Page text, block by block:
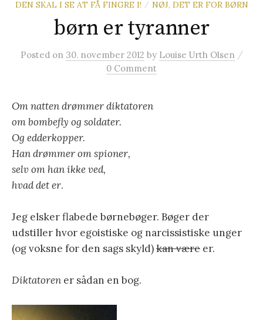
DEN SKAL I SE AT FÅ FINGRE I! / NØJ, DET ER FOR BØRN
børn er tyranner
Posted on 30. november 2012 by Louise Urth Olsen /
0 Comment
Om natten drømmer diktatoren
om bombefly og soldater.
Og edderkopper.
Han drømmer om spioner,
selv om han ikke ved,
hvad det er.
Jeg elsker flabede børnebøger. Bøger der
udstiller hvor egoistiske og narcissistiske unger
(og voksne for den sags skyld)kan være er.
Diktatoren er sådan en bog.